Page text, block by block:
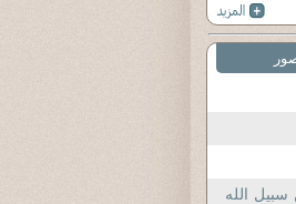
سبيل الله